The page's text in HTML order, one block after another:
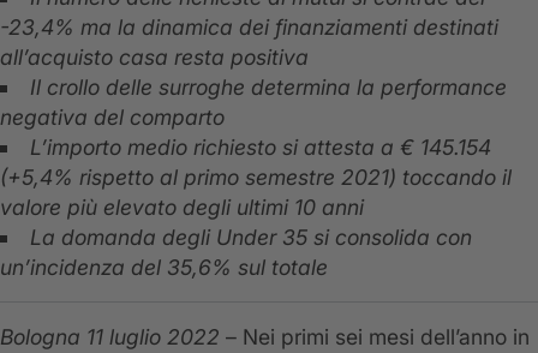
-23,4% ma la dinamica dei finanziamenti destinati
all’acquisto casa resta positiva
Il crollo delle surroghe determina la performance
negativa del comparto
L’importo medio richiesto si attesta a € 145.154
(+5,4% rispetto al primo semestre 2021) toccando il
valore più elevato degli ultimi 10 anni
La domanda degli Under 35 si consolida con
un’incidenza del 35,6% sul totale
Bologna 11 luglio 2022 – Nei primi sei mesi dell’anno in